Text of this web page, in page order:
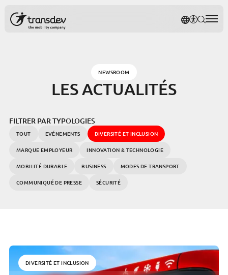
NOTRE
NEWSROOM
LES ACTUALITÉS
FILTRER PAR TYPOLOGIES
TOUT EVÉNEMENTS DIVERSITÉ ET INCLUSION
MARQUE EMPLOYEUR INNOVATION & TECHNOLOGIE
MOBILITÉ DURABLE BUSINESS MODES DE TRANSPORT
COMMUNIQUÉ DE PRESSE SÉCURITÉ
DIVERSITÉ ET INCLUSION